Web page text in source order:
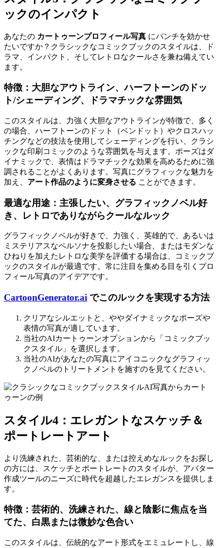
ックのインパクト
あなたの カートゥーンプロフィール写真 にパンチを効かせ
たいですか？クラシックなコミックブックのスタイルは、ド
ラマ、インパクト、そしてレトロなクールさを兼ね備えてい
ます。
特徴：大胆なアウトライン、ハーフトーンのドッ
ト/シェーディング、ドラマチックな雰囲気
このスタイルは、力強く大胆なアウトラインが特徴で、多く
の場合、ハーフトーンのドット（ベンドット）やクロスハッ
チングなどの技法を使用してシェーディングを行い、クラシ
ックな印刷コミックのような雰囲気を与えます。ポーズはダ
イナミックで、表情はドラマチックな効果を高めるために強
調されることがよくあります。写真にグラフィックな魅力を
加え、 アート作品のように変身させる ことができます。
最適な用途：主張したい、グラフィックノベル好
き、レトロでありながらクールなルック
グラフィックノベルが好きで、力強く、英雄的で、あるいは
ミステリアスなペルソナを投影したい場合、またはモダンな
ひねりを加えたレトロな美学を評価する場合は、コミックブ
ックのスタイルが最適です。常に注目を集める目を引くプロ
フィール写真のアイデアです。
CartoonGenerator.ai でこのルックを実現する方法
クリアなシルエットと、ややダイナミックなポーズや
表情の写真が適しています。
当社のAIカートゥーンオプションから「コミックブッ
クスタイル」を選択します。
当社のAIがあなたの写真にアイコニックなグラフィッ
クノベルのトリートメントを施すのを見てください。
スタイル4：エレガントなスケッチ＆
ポートレートアート
より洗練された、芸術的な、または控えめなルックをお探し
の方には、スケッチとポートレートのスタイルが、アバター
作成ツールのニーズに時代を超越したエレガンスを提供しま
す。
特徴：芸術的、洗練された、線と陰影に焦点を当
てた、白黒または微妙な色合い
このスタイルは、伝統的なアート形式をエミュレートし、線